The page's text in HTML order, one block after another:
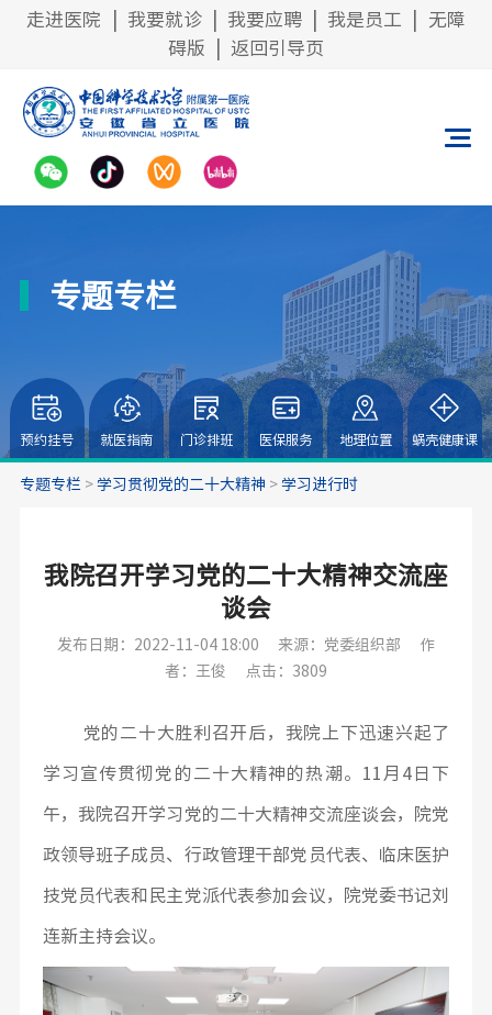
走进医院 我要就诊 我要应聘 我是员工
无障
碍版
返回引导页
专题专栏
预约挂号 就医指南 门诊排班 医保服务 地理位置 蜗壳健康课
专题专栏 > 学习贯彻党的二十大精神 > 学习进行时
我院召开学习党的二十大精神交流座
谈会
发布日期：2022-11-04 18:00 来源：党委组织部
作
者：王俊
点击：3809
党的二十大胜利召开后，我院上下迅速兴起了
学习宣传贯彻党的二十大精神的热潮。11月4日下
午，我院召开学习党的二十大精神交流座谈会，院党
政领导班子成员、行政管理干部党员代表、临床医护
技党员代表和民主党派代表参加会议，院党委书记刘
连新主持会议。